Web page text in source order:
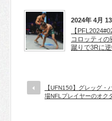
2024年 4月
【
コロッティ
蹴りで3Rに
【UFN150】グレッグ・
場NFLプレイヤーのオク